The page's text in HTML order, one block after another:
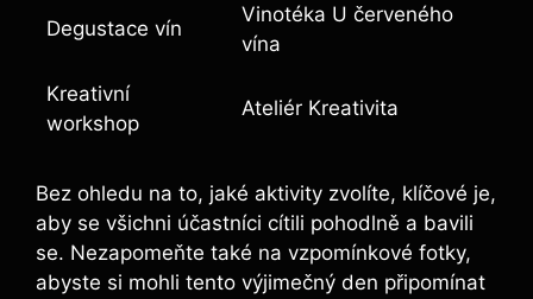
Degustace vín
Vinotéka U červeného
vína
Kreativní
workshop
Ateliér Kreativita
Bez ohledu na to, jaké aktivity zvolíte, klíčové je,
aby se všichni účastníci cítili pohodlně a bavili
se. Nezapomeňte také na vzpomínkové fotky,
abyste si mohli tento výjimečný den připomínat